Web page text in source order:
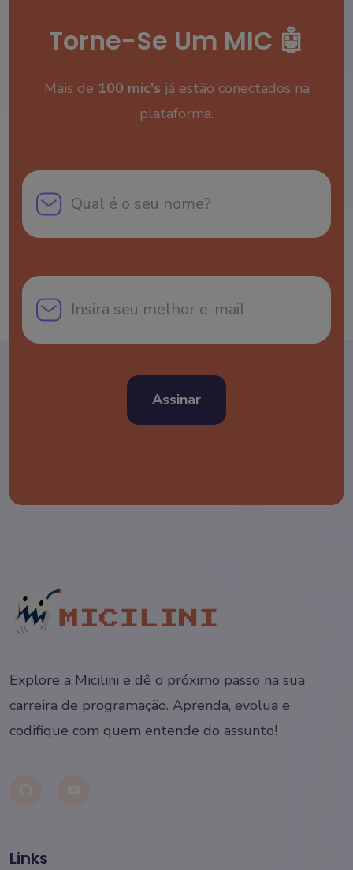
Torne-Se Um MIC 🤖
Mais de 100 mic's já estão conectados na
plataforma.
Assinar
Explore a Micilini e dê o próximo passo na sua
carreira de programação. Aprenda, evolua e
codifique com quem entende do assunto!
Links